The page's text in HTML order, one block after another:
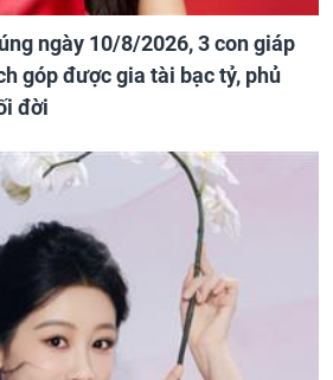
ngày 10/8/2026, 3 con giáp
góp được gia tài bạc tỷ, phủ
đời